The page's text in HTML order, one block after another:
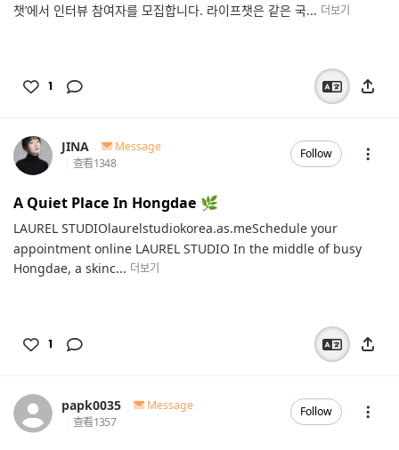
챗’에서 인터뷰 참여자를 모집합니다. 라이프챗은 같은 국... 더보기
1
JINA
Message
查看1348
Follow
A Quiet Place In Hongdae 🌿
LAUREL STUDIOlaurelstudiokorea.as.meSchedule your
appointment online LAUREL STUDIO In the middle of busy
Hongdae, a skinc... 더보기
1
papk0035
Message
查看1357
Follow